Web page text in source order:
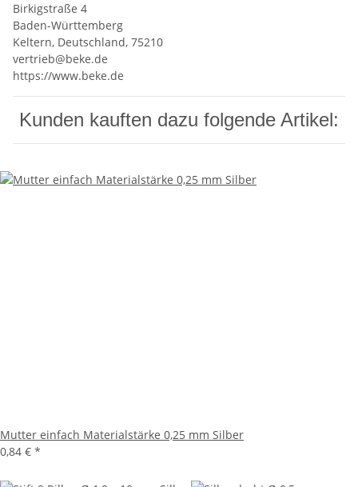
Birkigstraße 4
Baden-Württemberg
Keltern, Deutschland, 75210
vertrieb@beke.de
https://www.beke.de
Kunden kauften dazu folgende Artikel:
Mutter einfach Materialstärke 0,25 mm Silber
0,84 € *